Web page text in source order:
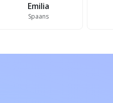
Emilia
Spaans